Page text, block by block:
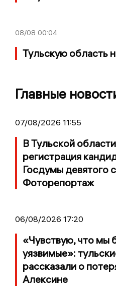
08/08 00:04
Тульскую область
Главные
07/08/2026 11:55
В Тульской
регистрация
Госдумы девятого
Фоторепортаж
06/08/2026 17:20
«Чувствую, что мы
уязвимые»:
рассказали о
Алексине